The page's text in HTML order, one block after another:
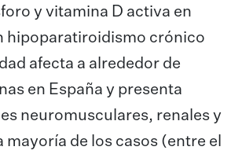
y vitamina D activa en
hipoparatiroidismo crónico
afecta a alrededor de
en España y presenta
neuromusculares, renales y
mayoría de los casos (entre el